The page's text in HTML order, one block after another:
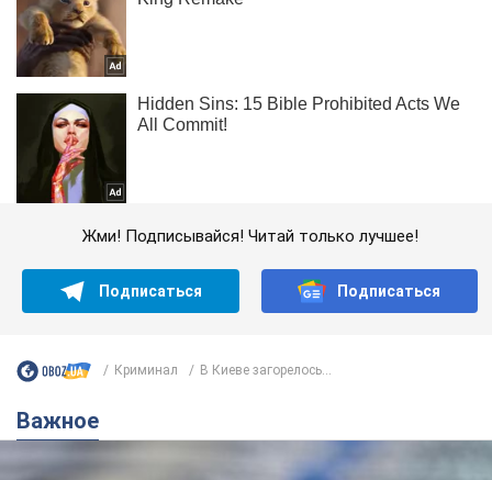
Жми! Подписывайся! Читай только лучшее!
Подписаться Подписаться
Криминал В Киеве загорелось...
Важное